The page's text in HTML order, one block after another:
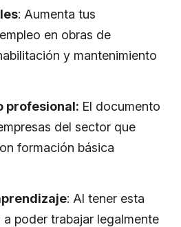
: Aumenta tus
en obras de
y mantenimiento
profesional: El documento
del sector que
formación básica
: Al tener esta
poder trabajar legalmente